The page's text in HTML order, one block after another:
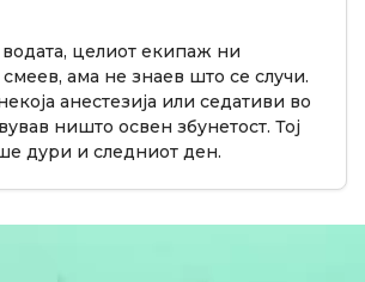
целиот екипаж ни
ама не знаев што се случи.
анестезија или седативи во
ништо освен збунетост. Тој
дури и следниот ден.